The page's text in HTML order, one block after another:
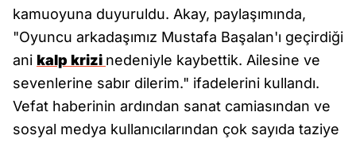
kamuoyuna duyuruldu. Akay, paylaşımında,
"Oyuncu arkadaşımız Mustafa Başalan'ı geçirdiği
ani kalp krizi nedeniyle kaybettik. Ailesine ve
sevenlerine sabır dilerim." ifadelerini kullandı.
Vefat haberinin ardından sanat camiasından ve
sosyal medya kullanıcılarından çok sayıda taziye